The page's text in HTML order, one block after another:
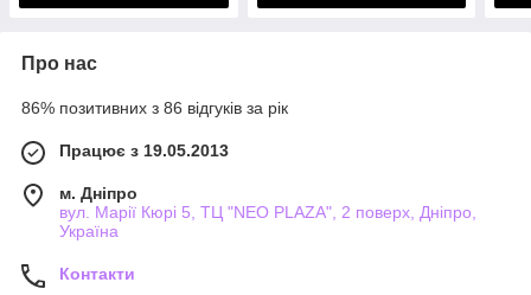
Про нас
86% позитивних з 86 відгуків за рік
Працює з 19.05.2013
м. Дніпро
вул. Марії Кюрі 5, ТЦ "NEO PLAZA", 2 поверх, Дніпро,
Україна
Контакти